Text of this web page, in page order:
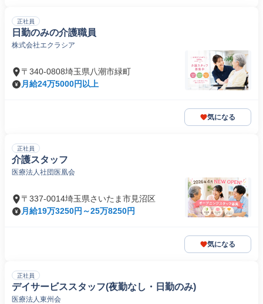
正社員
日勤のみの介護職員
株式会社エクラシア
〒340-0808埼玉県八潮市緑町
月給24万5000円以上
気になる
正社員
介護スタッフ
医療法人社団医凰会
〒337-0014埼玉県さいたま市見沼区
月給19万3250円～25万8250円
気になる
正社員
デイサービススタッフ(夜勤なし・日勤のみ)
医療法人東州会